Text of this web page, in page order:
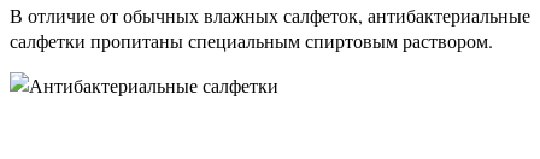
В отличие от обычных влажных салфеток, антибактериальные
салфетки пропитаны специальным спиртовым раствором.